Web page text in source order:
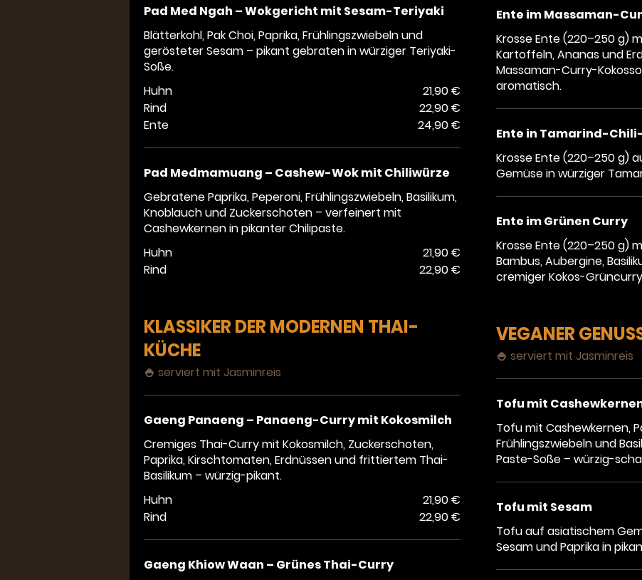
Pad Med Ngah – Wokgericht mit Sesam-Teriyaki
Blätterkohl, Pak Choi, Paprika, Frühlingszwiebeln und
gerösteter Sesam – pikant gebraten in würziger Teriyaki-
Soße.
Huhn
21,90 €
Rind
22,90 €
Ente
24,90 €
Pad Medmamuang – Cashew-Wok mit Chiliwürze
Gebratene Paprika, Peperoni, Frühlingszwiebeln, Basilikum,
Knoblauch und Zuckerschoten – verfeinert mit
Cashewkernen in pikanter Chilipaste.
Huhn
21,90 €
Rind
22,90 €
KLASSIKER DER MODERNEN THAI-
KÜCHE
🍚 serviert mit Jasminreis
Gaeng Panaeng – Panaeng-Curry mit Kokosmilch
Cremiges Thai-Curry mit Kokosmilch, Zuckerschoten,
Paprika, Kirschtomaten, Erdnüssen und frittiertem Thai-
Basilikum – würzig-pikant.
Huhn
21,90 €
Rind
22,90 €
Gaeng Khiow Waan – Grünes Thai-Curry
Ente im Massaman-
Krosse Ente (220–250 g)
Kartoffeln, Ananas und
Massaman-Curry-
aromatisch.
Ente in Tamarind-
Krosse Ente (220–250 g)
Gemüse in würziger
Ente im Grünen Curry
Krosse Ente (220–250 g)
Bambus, Aubergine,
cremiger Kokos-
VEGANER
🍚 serviert mit Jasminreis
Tofu mit
Tofu mit Cashewkernen,
Frühlingszwiebeln und
Paste-Soße – würzig-
Tofu mit Sesam
Tofu auf asiatischem
Sesam und Paprika in